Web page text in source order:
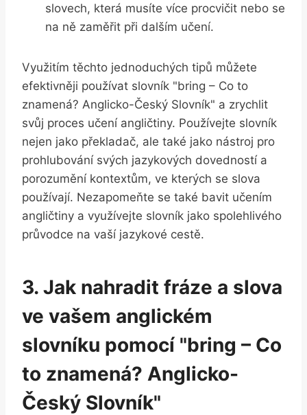
slovech, která musíte více procvičit nebo se
na ně zaměřit při dalším učení.
Využitím těchto jednoduchých tipů můžete
efektivněji používat slovník "bring – Co to
znamená? Anglicko-Český Slovník" a zrychlit
svůj proces učení angličtiny. Používejte slovník
nejen jako překladač, ale také jako nástroj pro
prohlubování svých jazykových dovedností a
porozumění kontextům, ve kterých se slova
používají. Nezapomeňte se také bavit učením
angličtiny a využívejte slovník jako spolehlivého
průvodce na vaší jazykové cestě.
3. Jak nahradit fráze a slova
ve vašem anglickém
slovníku pomocí "bring – Co
to znamená? Anglicko-
Český Slovník"